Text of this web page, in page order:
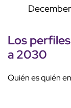
Los
a 2030
Quién es quién